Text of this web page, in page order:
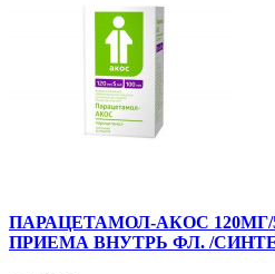
ПАРАЦЕТАМОЛ-АКОС
ПРИЕМА ВНУТРЬ ФЛ. /